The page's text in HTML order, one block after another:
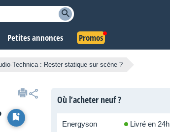
Petites annonces Promos
Technica : Rester statique sur scène ?
Où l’acheter neuf ?
Energyson Livré en 24h